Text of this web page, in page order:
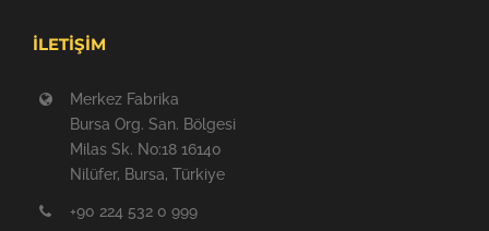
İLETİŞİM
Merkez Fabrika
Bursa Org. San. Bölgesi
Milas Sk. No:18 16140
Nilüfer, Bursa, Türkiye
+90 224 532 0 999